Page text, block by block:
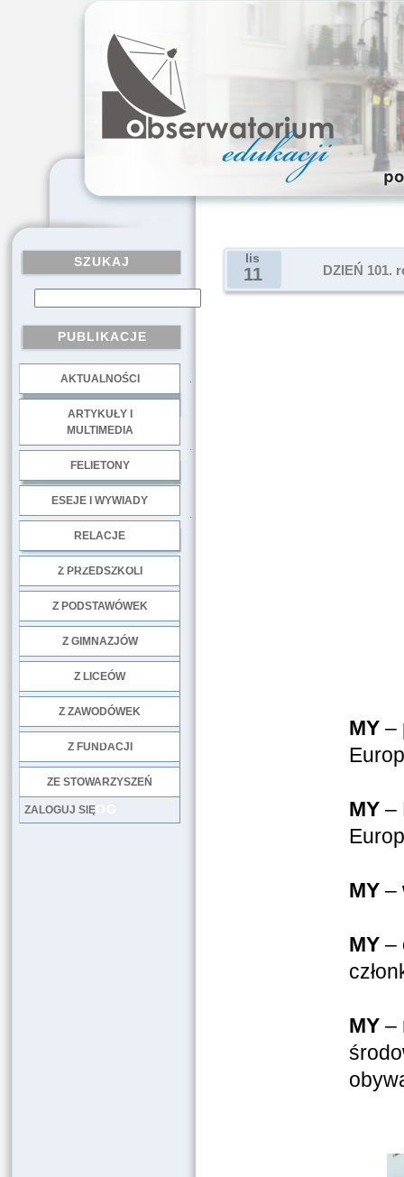
SZUKAJ
PUBLIKACJE
AKTUALNOŚCI
ARTYKUŁY I
MULTIMEDIA
FELIETONY
ESEJE I WYWIADY
RELACJE
Z PRZEDSZKOLI
Z PODSTAWÓWEK
Z GIMNAZJÓW
Z LICEÓW
Z ZAWODÓWEK
Z FUNDACJI
ZE STOWARZYSZEŃ
LOG
ZALOGUJ SIĘ
lis
11 DZIEŃ 101.
MY–
MY–
MY –
MY–
MY–